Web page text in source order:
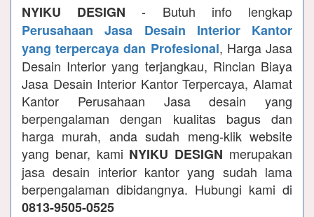
NYIKU DESIGN - Butuh info lengkap
Perusahaan Jasa Desain Interior Kantor
yang terpercaya dan Profesional, Harga Jasa
Desain Interior yang terjangkau, Rincian Biaya
Jasa Desain Interior Kantor Terpercaya, Alamat
Kantor Perusahaan Jasa desain yang
berpengalaman dengan kualitas bagus dan
harga murah, anda sudah meng-klik website
yang benar, kami NYIKU DESIGN merupakan
jasa desain interior kantor yang sudah lama
berpengalaman dibidangnya. Hubungi kami di
0813-9505-0525